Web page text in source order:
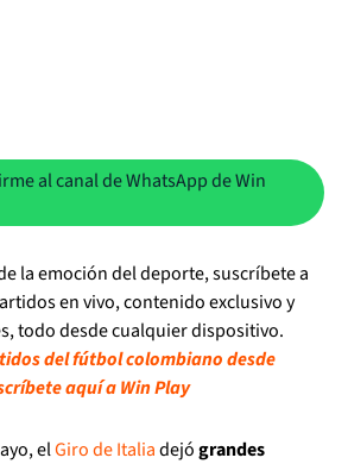
al canal de WhatsApp de Win
la emoción del deporte, suscríbete a
en vivo, contenido exclusivo y
todo desde cualquier dispositivo.
del fútbol colombiano desde
aquí a Win Play
elGiro de Italiadejógrandes